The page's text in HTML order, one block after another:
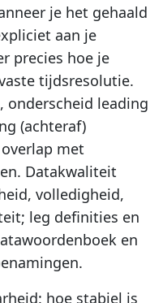
je het gehaald
aan je
precies hoe je
tijdsresolutie.
onderscheid leading
(achteraf)
met
Datakwaliteit
volledigheid,
leg definities en
en
hoe stabiel is